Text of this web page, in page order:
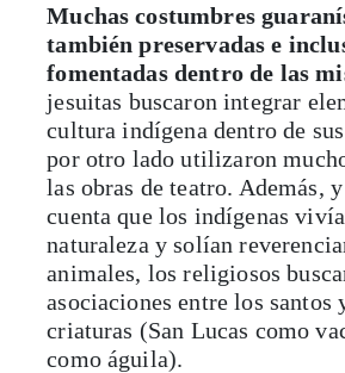
Muchas costumbres
también preservadas e
fomentadas dentro de las
jesuitas buscaron integrar
cultura indígena dentro de
por otro lado utilizaron
las obras de teatro. Además,
cuenta que los indígenas
naturaleza y solían
animales, los religiosos
asociaciones entre los santos
criaturas (San Lucas como
como águila).